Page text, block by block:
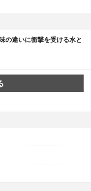
の違いに衝撃を受ける水と